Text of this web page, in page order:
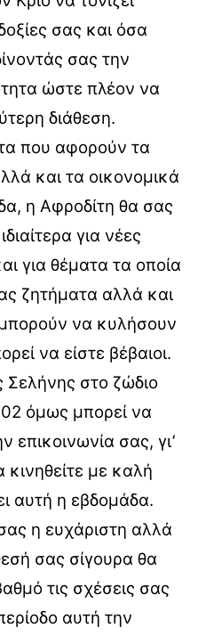
σας και όσα
σας την
ώστε πλέον να
διάθεση.
που αφορούν τα
και τα οικονομικά
η Αφροδίτη θα σας
για νέες
για θέματα τα οποία
ζητήματα αλλά και
να κυλήσουν
να είστε βέβαιοι.
Σελήνης στο ζώδιο
όμως μπορεί να
σας, γι’
με καλή
αυτή η εβδομάδα.
η ευχάριστη αλλά
σας σίγουρα θα
τις σχέσεις σας
αυτή την